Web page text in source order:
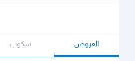
العروض سكوب